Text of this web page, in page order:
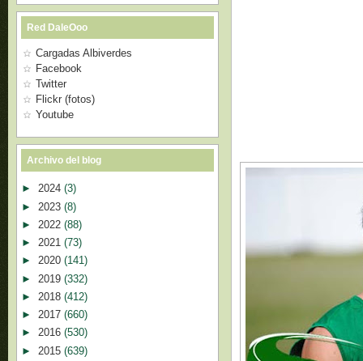
Red DaleOoo
Cargadas Albiverdes
Facebook
Twitter
Flickr (fotos)
Youtube
Archivo del blog
► 2024 (3)
► 2023 (8)
► 2022 (88)
► 2021 (73)
► 2020 (141)
► 2019 (332)
► 2018 (412)
► 2017 (660)
► 2016 (530)
► 2015 (639)